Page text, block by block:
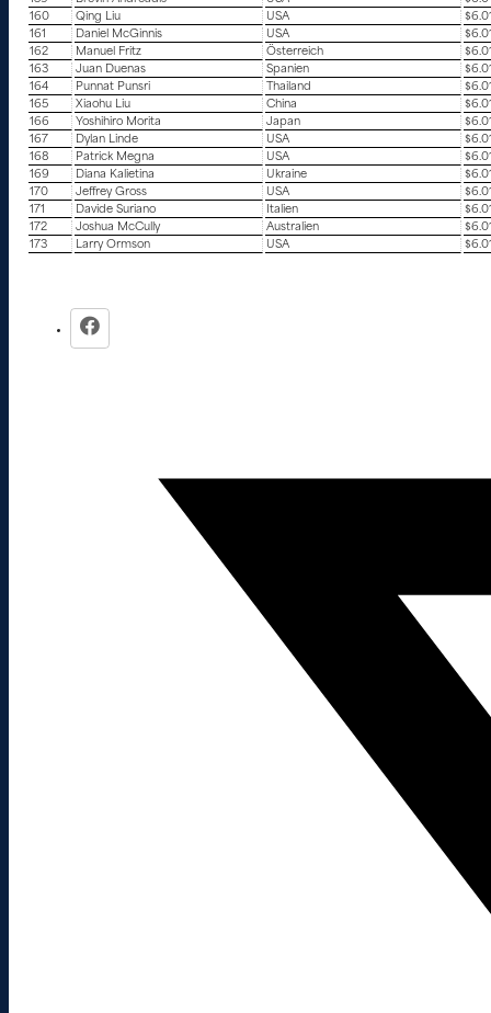
160
Qing Liu USA
161
Daniel McGinnis USA
162
Manuel Fritz Österreich
163
Juan Duenas Spanien
164
Punnat Punsri Thailand
165
Xiaohu Liu China
166
Yoshihiro Morita Japan
167
Dylan Linde USA
168
Patrick Megna USA
169
Diana Kalietina Ukraine
170
Jeffrey Gross USA
171
Davide Suriano Italien
172
Joshua McCully Australien
173
Larry Ormson USA